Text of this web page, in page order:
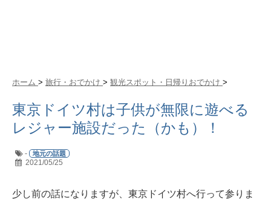
ホーム > 旅行・おでかけ > 観光スポット・日帰りおでかけ >
東京ドイツ村は子供が無限に遊べる
レジャー施設だった（かも）！
- 地元の話題
2021/05/25
少し前の話になりますが、東京ドイツ村へ行って参りま